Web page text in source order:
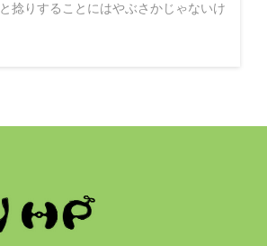
捻りすることにはやぶさかじゃないけ